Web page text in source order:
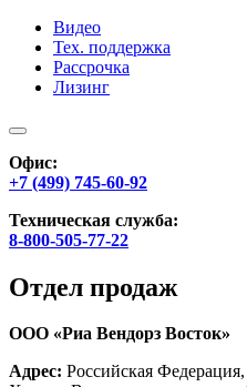
Видео
Тех. поддержка
Рассрочка
Лизинг
Офис:
+7 (499) 745-60-92
Техническая служба:
8-800-505-77-22
Отдел продаж
ООО «Риа Вендорз Восток»
Адрес: Российская